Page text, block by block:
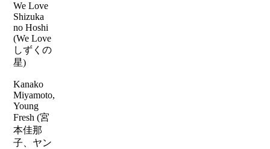
We Love
Shizuka
no Hoshi
(We Love
しずくの
星)
Kanako
Miyamoto,
Young
Fresh (宮
本佳那
子、ヤン